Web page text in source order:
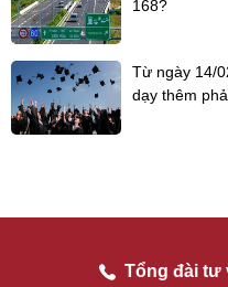
168?
Từ ngày 14/
dạy thêm
Tổng đài tư